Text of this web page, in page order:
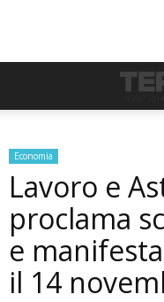
Economia
Lavoro e
proclama
e
il 14